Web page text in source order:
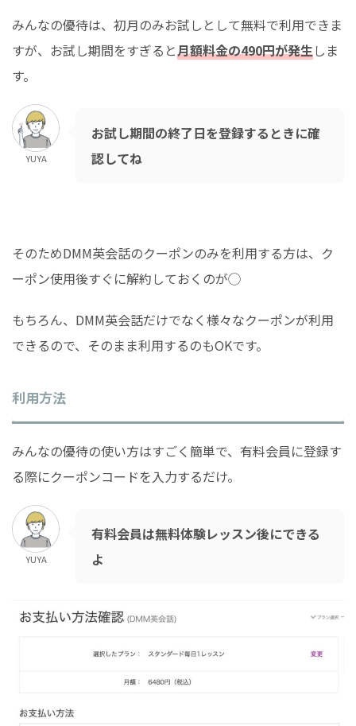
みんなの優待は、初月のみお試しとして無料で利用できま
すが、お試し期間をすぎると月額料金の490円が発生しま
す。
YUYA
お試し期間の終了日を登録するときに確
認してね
そのためDMM英会話のクーポンのみを利用する方は、ク
ーポン使用後すぐに解約しておくのが◯
もちろん、DMM英会話だけでなく様々なクーポンが利用
できるので、そのまま利用するのもOKです。
利用方法
みんなの優待の使い方はすごく簡単で、有料会員に登録す
る際にクーポンコードを入力するだけ。
YUYA
有料会員は無料体験レッスン後にできる
よ